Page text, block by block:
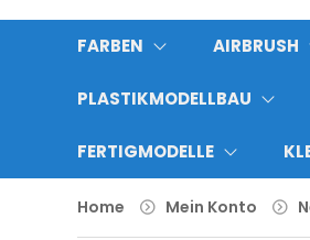
FARBEN AIRBRUSH
PLASTIKMODELLBAU
FERTIGMODELLE
Home Mein Konto